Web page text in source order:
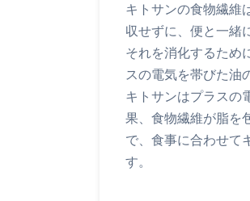
キトサンの食物繊維
収せずに、便と一緒
それを消化するため
スの電気を帯びた油
キトサンはプラスの
果、食物繊維が脂を
で、食事に合わせて
す。